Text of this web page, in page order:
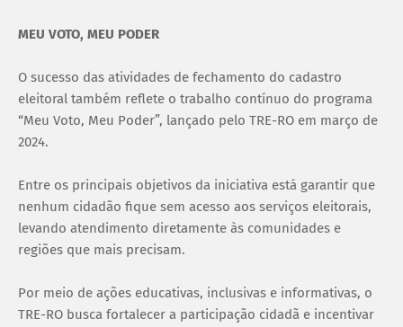
MEU VOTO, MEU PODER
O sucesso das atividades de fechamento do cadastro
eleitoral também reflete o trabalho contínuo do programa
“Meu Voto, Meu Poder”, lançado pelo TRE-RO em março de
2024.
Entre os principais objetivos da iniciativa está garantir que
nenhum cidadão fique sem acesso aos serviços eleitorais,
levando atendimento diretamente às comunidades e
regiões que mais precisam.
Por meio de ações educativas, inclusivas e informativas, o
TRE-RO busca fortalecer a participação cidadã e incentivar